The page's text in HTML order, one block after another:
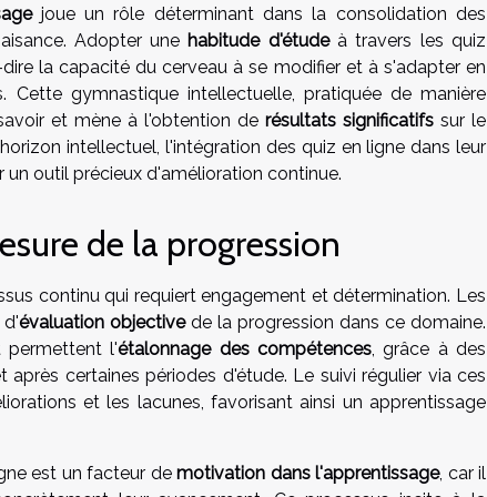
joue un rôle déterminant dans la consolidation des
Adopter une habitude d'étudeà travers les quiz
la capacité du cerveau à se modifier et à s'adapter en
Cette gymnastique intellectuelle, pratiquée de manière
et mène à l'obtention de résultats significatifs sur le
intellectuel, l'intégration des quiz en ligne dans leur
outil précieux d'amélioration continue.
de la progression
continu qui requiert engagement et détermination. Les
d'évaluation objectivede la progression dans ce domaine.
permettent l'étalonnage des compétences, grâce à des
certaines périodes d'étude. Le suivi régulier via ces
et les lacunes, favorisant ainsi un apprentissage
est un facteur de motivation dans l'apprentissage, car il